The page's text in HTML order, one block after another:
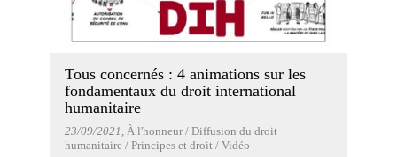
Tous concernés : 4 animations sur les
fondamentaux du droit international
humanitaire
23/09/2021 , À l'honneur / Diffusion du droit
humanitaire / Principes et droit / Vidéo